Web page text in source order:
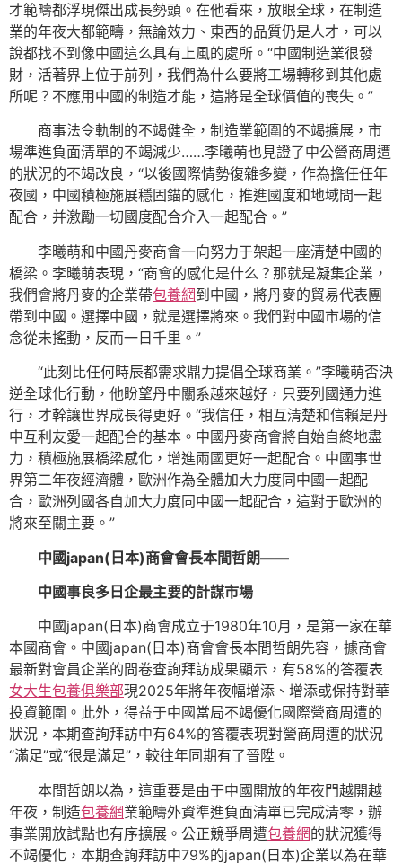
才範疇都浮現傑出成長勢頭。在他看來，放眼全球，在制造
業的年夜大都範疇，無論效力、東西的品質仍是人才，可以
說都找不到像中國這么具有上風的處所。“中國制造業很發
財，活著界上位于前列，我們為什么要將工場轉移到其他處
所呢？不應用中國的制造才能，這將是全球價值的喪失。”
商事法令軌制的不竭健全，制造業範圍的不竭擴展，市
場準進負面清單的不竭減少……李曦萌也見證了中公營商周遭
的狀況的不竭改良，“以後國際情勢復雜多變，作為擔任任年
夜國，中國積極施展穩固錨的感化，推進國度和地域間一起
配合，并激勵一切國度配合介入一起配合。”
李曦萌和中國丹麥商會一向努力于架起一座清楚中國的
橋梁。李曦萌表現，“商會的感化是什么？那就是凝集企業，
我們會將丹麥的企業帶包養網到中國，將丹麥的貿易代表團
帶到中國。選擇中國，就是選擇將來。我們對中國市場的信
念從未搖動，反而一日千里。”
“此刻比任何時辰都需求鼎力提倡全球商業。”李曦萌否決
逆全球化行動，他盼望丹中關系越來越好，只要列國通力進
行，才幹讓世界成長得更好。“我信任，相互清楚和信賴是丹
中互利友愛一起配合的基本。中國丹麥商會將自始自終地盡
力，積極施展橋梁感化，增進兩國更好一起配合。中國事世
界第二年夜經濟體，歐洲作為全體加大力度同中國一起配
合，歐洲列國各自加大力度同中國一起配合，這對于歐洲的
將來至關主要。”
中國japan(日本)商會會長本間哲朗——
中國事良多日企最主要的計謀市場
中國japan(日本)商會成立于1980年10月，是第一家在華
本國商會。中國japan(日本)商會會長本間哲朗先容，據商會
最新對會員企業的問卷查詢拜訪成果顯示，有58%的答覆表
女大生包養俱樂部現2025年將年夜幅增添、增添或保持對華
投資範圍。此外，得益于中國當局不竭優化國際營商周遭的
狀況，本期查詢拜訪中有64%的答覆表現對營商周遭的狀況
“滿足”或“很是滿足”，較往年同期有了晉陞。
本間哲朗以為，這重要是由于中國開放的年夜門越開越
年夜，制造包養網業範疇外資準進負面清單已完成清零，辦
事業開放試點也有序擴展。公正競爭周遭包養網的狀況獲得
不竭優化，本期查詢拜訪中79%的japan(日本)企業以為在華